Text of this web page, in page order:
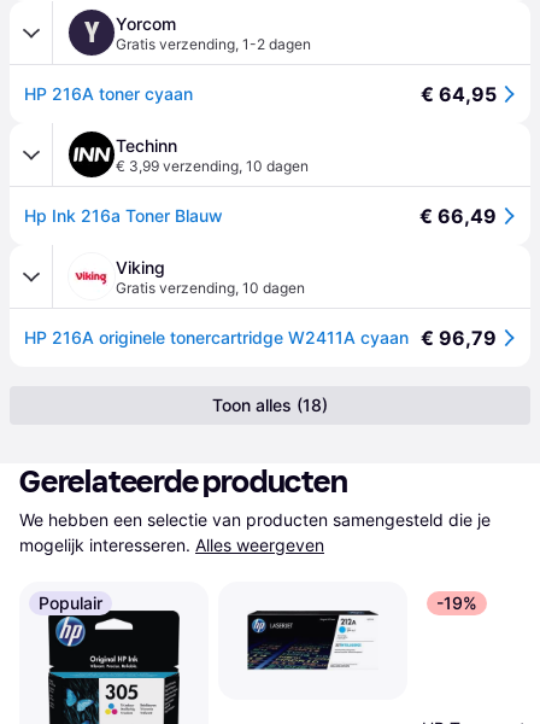
Y Yorcom
Gratis verzending, 1-2 dagen
HP 216A toner cyaan € 64,95
Techinn
€ 3,99 verzending, 10 dagen
Hp Ink 216a Toner Blauw € 66,49
Viking
Gratis verzending, 10 dagen
HP 216A originele tonercartridge W2411A cyaan € 96,79
Toon alles (18)
Gerelateerde producten
We hebben een selectie van producten samengesteld die je
mogelijk interesseren. Alles weergeven
Populair -19%